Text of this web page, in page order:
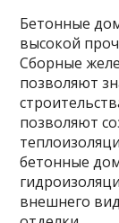
Бетонные
высокой
Сборные
позволяют
позволяют
бетонные
внешнего